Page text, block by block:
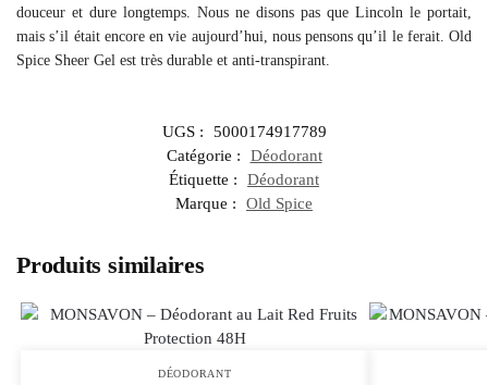
douceur et dure longtemps. Nous ne disons pas que Lincoln le portait,
mais s’il était encore en vie aujourd’hui, nous pensons qu’il le ferait. Old
Spice Sheer Gel est très durable et anti-transpirant.
UGS :
5000174917789
Catégorie :
Déodorant
Étiquette :
Déodorant
Marque :
Old Spice
Produits similaires
DÉODORANT